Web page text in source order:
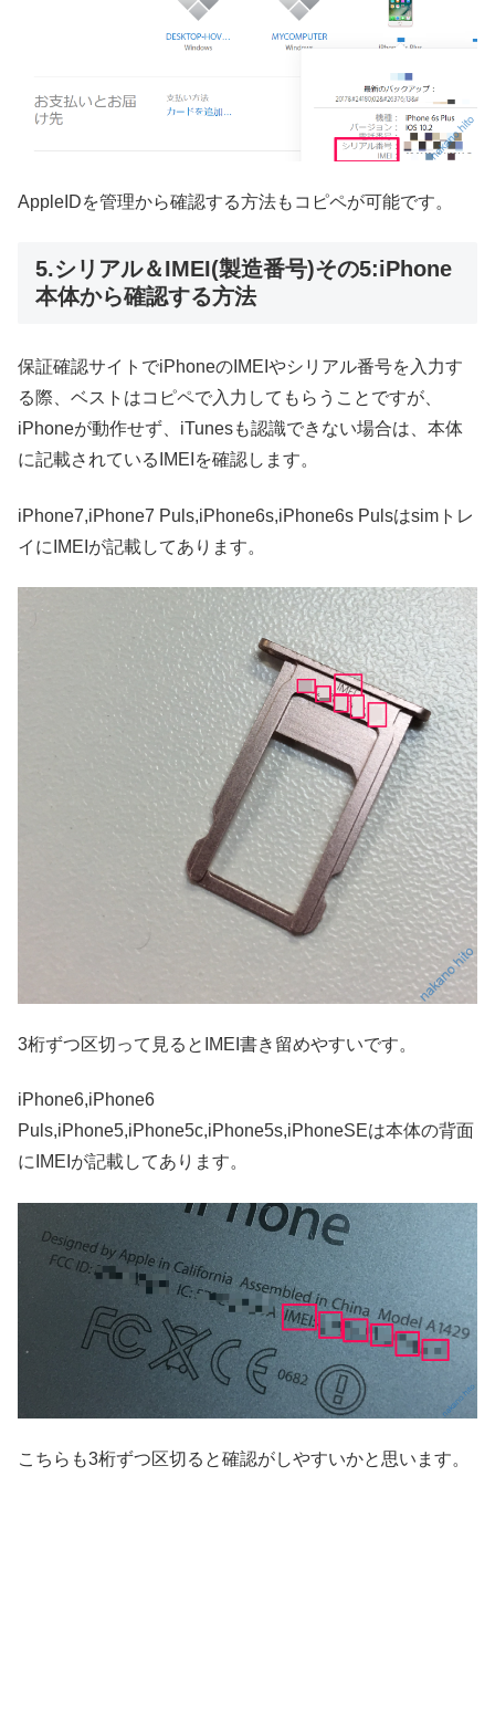
AppleIDを管理から確認する方法もコピペが可能です。
5.シリアル＆IMEI(製造番号)その5:iPhone
本体から確認する方法
保証確認サイトでiPhoneのIMEIやシリアル番号を入力す
る際、ベストはコピペで入力してもらうことですが、
iPhoneが動作せず、iTunesも認識できない場合は、本体
に記載されているIMEIを確認します。
iPhone7,iPhone7 Puls,iPhone6s,iPhone6s Pulsはsimトレ
イにIMEIが記載してあります。
3桁ずつ区切って見るとIMEI書き留めやすいです。
iPhone6,iPhone6
Puls,iPhone5,iPhone5c,iPhone5s,iPhoneSEは本体の背面
にIMEIが記載してあります。
こちらも3桁ずつ区切ると確認がしやすいかと思います。